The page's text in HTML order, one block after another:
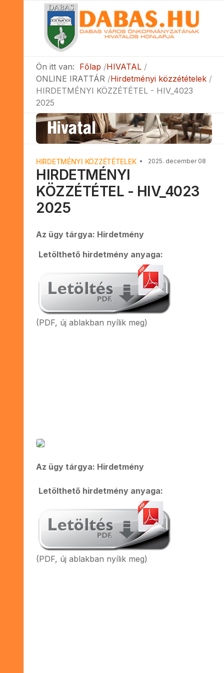
Ön itt van: Főlap
HIVATAL
ONLINE IRATTÁR
Hirdetményi közzétételek
HIRDETMÉNYI KÖZZÉTÉTEL - HIV_4023
2025
HIRDETMÉNYI KÖZZÉTÉTELEK 2025. december 08
HIRDETMÉNYI
KÖZZÉTÉTEL - HIV_4023
2025
Az ügy tárgya: Hirdetmény
Letölthető hirdetmény anyaga:
(PDF, új ablakban nyílik meg)
Az ügy tárgya: Hirdetmény
Letölthető hirdetmény anyaga:
(PDF, új ablakban nyílik meg)